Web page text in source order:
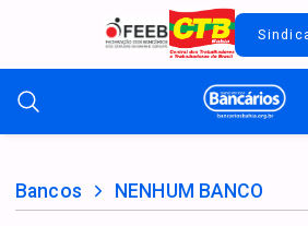
Bancos NENHUM BANCO